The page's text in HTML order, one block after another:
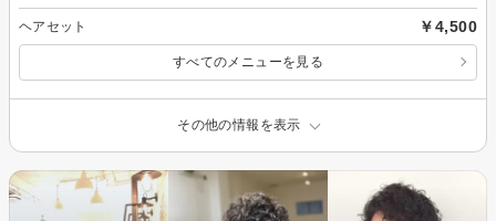
ヘアセット ￥4,500
すべてのメニューを見る
その他の情報を表示